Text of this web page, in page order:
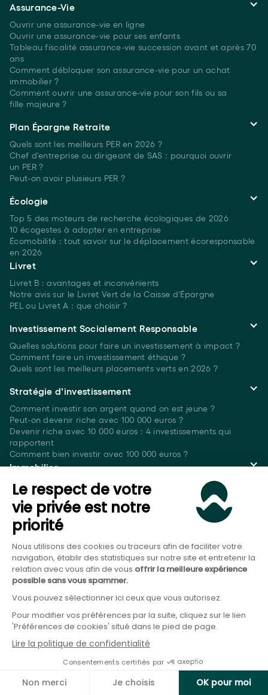
Le respect de votre
vie privée est notre
priorité
Nous utilisons des cookies ou traceurs afin de faciliter votre
navigation, établir des statistiques sur notre site et entretenir la
relation avec vous afin de vous offrir la meilleure expérience
possible sans vous spammer.
Vous pouvez sélectionner ici ceux que vous autorisez.
Pour modifier vos préférences par la suite, cliquez sur le lien
'Préférences de cookies' situé dans le pied de page.
Lire la politique de confidentialité
Consentements certifiés par
Non merci Je choisis OK pour moi
Assurance-Vie
Ouvrir une assurance-vie en ligne
Ouvrir une assurance-vie pour ses enfants
Tableau fiscalité assurance-vie succession avant et après 70
ans
Comment débloquer son assurance-vie pour un achat
immobilier ?
Comment ouvrir une assurance-vie pour son fils ou sa
fille majeure ?
Plan Épargne Retraite
Quels sont les meilleurs PERen 2026 ?
Chef d'entreprise ou dirigeant de SAS : pourquoi ouvrir
un PER ?
Peut-on avoir plusieurs PER ?
Écologie
Top 5 des moteurs de recherche écologiques de 2026
10 écogestes à adopter en entreprise
Écomobilité : tout savoir sur le déplacement écoresponsable
en 2026
Livret
Livret B : avantages et inconvénients
Notre avis sur le Livret Vert de la Caisse d'Épargne
PEL ou Livret A : que choisir ?
Investissement Socialement Responsable
Quelles solutions pour faire un investissement à impact ?
Comment faire un investissementéthique ?
Quels sont les meilleurs placements vertsen 2026 ?
Stratégie d'investissement
Comment investir son argent quand on est jeune ?
Peut-on devenir riche avec 100 000 euros ?
Devenir riche avec 10 000 euros : 4 investissements qui
rapportent
Comment bien investir avec 100 000 euros ?
Immobilier
Investir dans le recyclage urbain avec Novaxia R
Où placer son argent en attendant un achat immobilier ?
Faut-il investir en bourse ou dans l'immobilier ?
Épargne et Patrimoine
Combien rapportent 80 000 euros placéspar mois ?
Quelle perspective d'évolution pour le taux CMS EUR 10 ans ?
Combien rapportent 10 000 euros placéspar mois ?
LDDS : Combien rapporte-t-il quand il est plein ?
Investissement alternatif
Fonds à formule : la bonne solution pour votre épargne ?
Crowdfunding, quels sont les avantages et inconvénients ?
Quels sont les éléments qui définissent un produit structuré ?
La Calculette de l’épargne